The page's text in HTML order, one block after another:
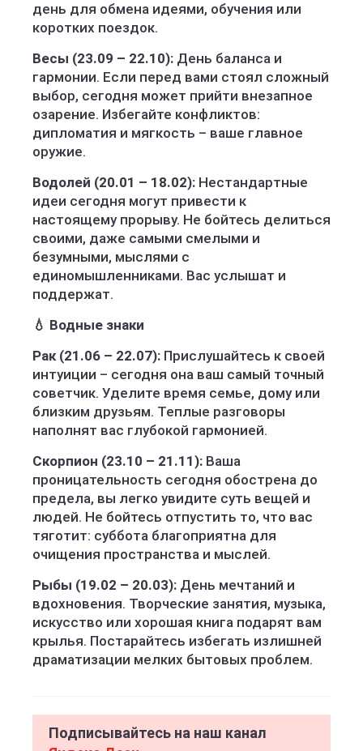
день для обмена идеями, обучения или
коротких поездок.
Весы (23.09 – 22.10): День баланса и
гармонии. Если перед вами стоял сложный
выбор, сегодня может прийти внезапное
озарение. Избегайте конфликтов:
дипломатия и мягкость – ваше главное
оружие.
Водолей (20.01 – 18.02): Нестандартные
идеи сегодня могут привести к
настоящему прорыву. Не бойтесь делиться
своими, даже самыми смелыми и
безумными, мыслями с
единомышленниками. Вас услышат и
поддержат.
💧 Водные знаки
Рак (21.06 – 22.07): Прислушайтесь к своей
интуиции – сегодня она ваш самый точный
советчик. Уделите время семье, дому или
близким друзьям. Теплые разговоры
наполнят вас глубокой гармонией.
Скорпион (23.10 – 21.11): Ваша
проницательность сегодня обострена до
предела, вы легко увидите суть вещей и
людей. Не бойтесь отпустить то, что вас
тяготит: суббота благоприятна для
очищения пространства и мыслей.
Рыбы (19.02 – 20.03): День мечтаний и
вдохновения. Творческие занятия, музыка,
искусство или хорошая книга подарят вам
крылья. Постарайтесь избегать излишней
драматизации мелких бытовых проблем.
Подписывайтесь на наш канал